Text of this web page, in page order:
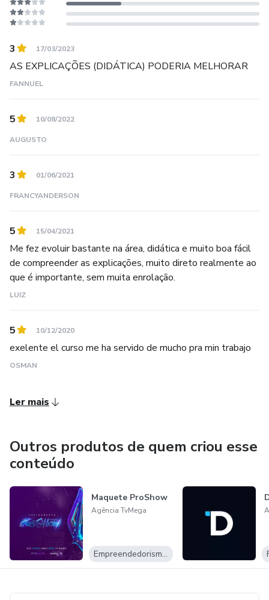
3 17/03/2023
AS EXPLICAÇÕES (DIDÁTICA) PODERIA MELHORAR
FANNUEL
5 10/08/2022
AUGUSTO
3 01/06/2021
FRANCYANDERSON
5 15/04/2021
Me fez evoluir bastante na área, didática e muito boa fácil
de compreender as explicações, muito direto realmente ao
que é importante, sem muita enrolação.
LUIZ
5 10/12/2020
exelente el curso me ha servido de mucho pra min trabajo
OSMAN
Ler mais
Outros produtos de quem criou esse
conteúdo
Maquete ProShow
Agência TvMega
Empreendedorismo Digital